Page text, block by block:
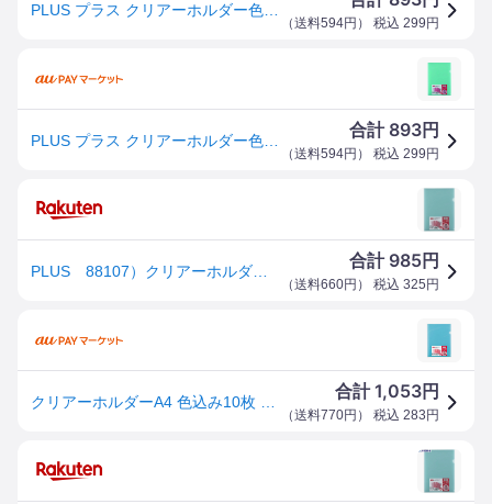
（送料594円 ） 税込 299 円
合計 893円
（送料594円 ） 税込 299 円
合計 985円
（送料660円 ） 税込 325 円
合計1,053円
（送料770円 ） 税込 283 円